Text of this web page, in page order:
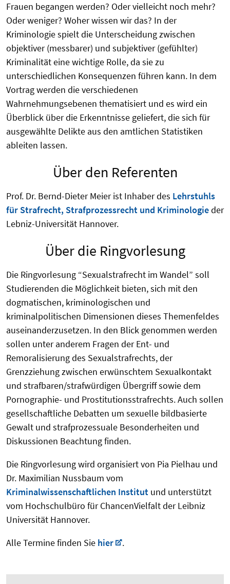
Frauen begangen werden? Oder vielleicht noch mehr?
Oder weniger? Woher wissen wir das? In der
Kriminologie spielt die Unterscheidung zwischen
objektiver (messbarer) und subjektiver (gefühlter)
Kriminalität eine wichtige Rolle, da sie zu
unterschiedlichen Konsequenzen führen kann. In dem
Vortrag werden die verschiedenen
Wahrnehmungsebenen thematisiert und es wird ein
Überblick über die Erkenntnisse geliefert, die sich für
ausgewählte Delikte aus den amtlichen Statistiken
ableiten lassen.
Über den Referenten
Prof. Dr. Bernd-Dieter Meier ist Inhaber des Lehrstuhls
für Strafrecht, Strafprozessrecht und Kriminologieder
Lebniz-Universität Hannover.
Über die Ringvorlesung
Die Ringvorlesung “Sexualstrafrecht im Wandel” soll
Studierenden die Möglichkeit bieten, sich mit den
dogmatischen, kriminologischen und
kriminalpolitischen Dimensionen dieses Themenfeldes
auseinanderzusetzen. In den Blick genommen werden
sollen unter anderem Fragen der Ent- und
Remoralisierung des Sexualstrafrechts, der
Grenzziehung zwischen erwünschtem Sexualkontakt
und strafbaren/strafwürdigen Übergriff sowie dem
Pornographie- und Prostitutionsstrafrechts. Auch sollen
gesellschaftliche Debatten um sexuelle bildbasierte
Gewalt und strafprozessuale Besonderheiten und
Diskussionen Beachtung finden.
Die Ringvorlesung wird organisiert von Pia Pielhau und
Dr. Maximilian Nussbaum vom
Kriminalwissenschaftlichen Institut und unterstützt
vom Hochschulbüro für ChancenVielfalt der Leibniz
Universität Hannover.
Alle Termine finden Sie hier .